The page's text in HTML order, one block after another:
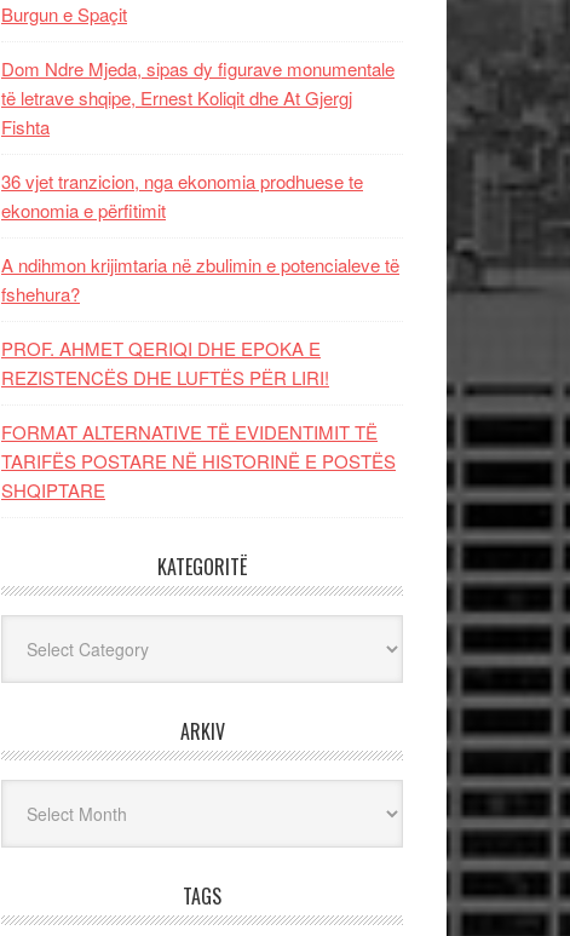
Burgun e Spaçit
Dom Ndre Mjeda, sipas dy figurave monumentale
të letrave shqipe, Ernest Koliqit dhe At Gjergj
Fishta
36 vjet tranzicion, nga ekonomia prodhuese te
ekonomia e përfitimit
A ndihmon krijimtaria në zbulimin e potencialeve të
fshehura?
PROF. AHMET QERIQI DHE EPOKA E
REZISTENCЁS DHE LUFTЁS PЁR LIRI!
FORMAT ALTERNATIVE TË EVIDENTIMIT TË
TARIFËS POSTARE NË HISTORINË E POSTËS
SHQIPTARE
KATEGORITË
ARKIV
TAGS